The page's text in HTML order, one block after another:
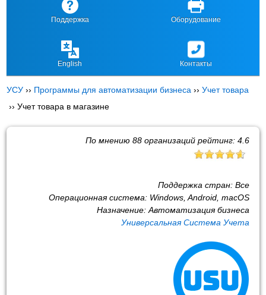
Поддержка Оборудование
English Контакты
УСУ ›› Программы для автоматизации бизнеса ››Учет товара
››Учет товара в магазине
По мнению 88организаций рейтинг: 4.6
Поддержка стран: Все
Операционная система: Windows, Android, macOS
Назначение: Автоматизация бизнеса
Универсальная Система Учета